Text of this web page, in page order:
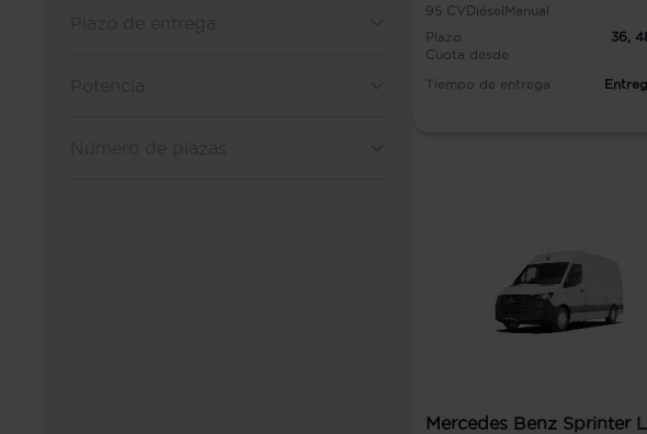
95 CV Diésel Manual
Plazo
36,
Cuota desde
Tiempo de entrega
Mercedes Benz Sprinter